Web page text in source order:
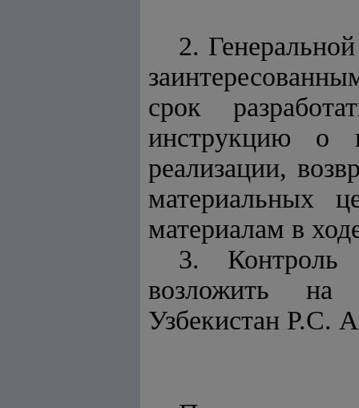
2.
срок
инструкцию о
реализации,
материальных
материалам в
3. Контроль
возложить на
Узбекистан Р.С.